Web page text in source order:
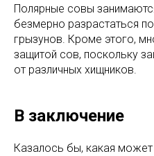
Полярные совы
безмерно разрастаться
грызунов. Кроме этого,
защитой сов, поскольку
от различных хищников.
В заключение
Казалось бы, какая